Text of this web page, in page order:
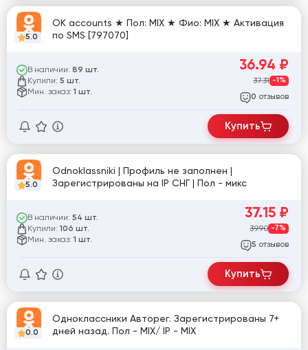
5.0
ОК accounts ★ Пол: MIX ★ Фио: MIX ★ Активация
по SMS [797070]
В наличии: 89 шт.
Купили: 5 шт.
Мин. заказ: 1 шт.
36.94 ₽
37.31 -1%
0 отзывов
Купить
5.0
Odnoklassniki | Профиль не заполнен |
Зарегистрированы на IP СНГ | Пол - микс
В наличии: 54 шт.
Купили: 106 шт.
Мин. заказ: 1 шт.
37.15 ₽
39.90 -7%
5 отзывов
Купить
0.0
Одноклассники Авторег. Зарегистрированы 7+
дней назад. Пол - MIX/ IP - MIX